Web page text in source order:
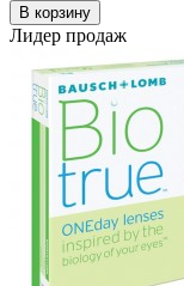
Лидер продаж